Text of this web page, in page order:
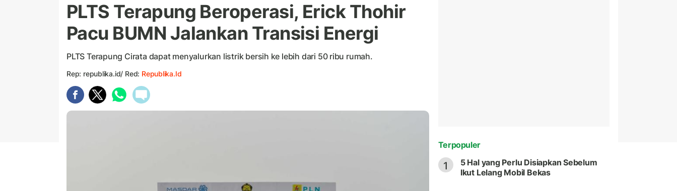
PLTS Terapung Beroperasi, Erick Thohir
Pacu BUMN Jalankan Transisi Energi
PLTS Terapung Cirata dapat menyalurkan listrik bersih ke lebih dari 50 ribu rumah.
Rep: republika.id/ Red: Republika.id
Terpopuler
1
5 Hal yang Perlu Disiapkan Sebelum
Ikut Lelang Mobil Bekas